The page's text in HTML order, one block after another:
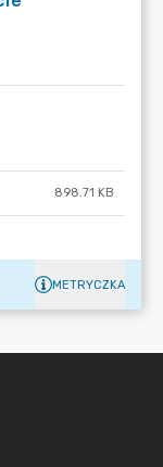
898.71 KB
METRYCZKA